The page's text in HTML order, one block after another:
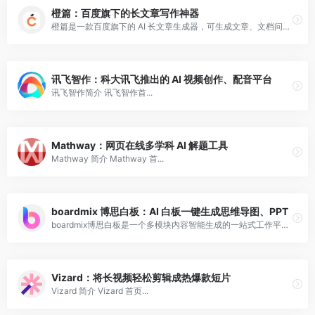
橙篇：百度旗下的长文章写作神器
橙篇是一款百度旗下的 AI 长文章生成器，可生成文章、文档问答、查重、翻译、格式整理等，适合用于创作辅助。
讯飞智作：科大讯飞推出的 AI 视频创作、配音平台
讯飞智作简介 讯飞智作首...
Mathway：网页在线多学科 AI 解题工具
Mathway 简介 Mathway 首...
boardmix 博思白板：AI 白板一键生成思维导图、PPT
boardmix博思白板是一个多模块内容智能生成的一站式工作平台，可以生成图文、PPT、思维导图、代码等内容。
Vizard：将长视频轻松剪辑成热爆款短片
Vizard 简介 Vizard 首页...